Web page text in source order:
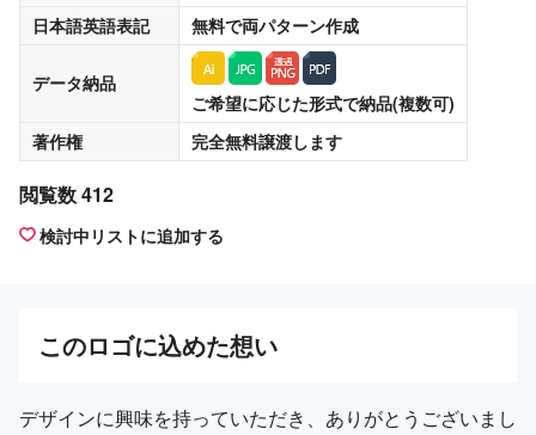
日本語英語表記
無料で両パターン作成
データ納品
ご希望に応じた形式で納品(複数可)
著作権
完全無料譲渡します
閲覧数 412
検討中リストに追加する
このロゴに込めた想い
デザインに興味を持っていただき、ありがとうございまし